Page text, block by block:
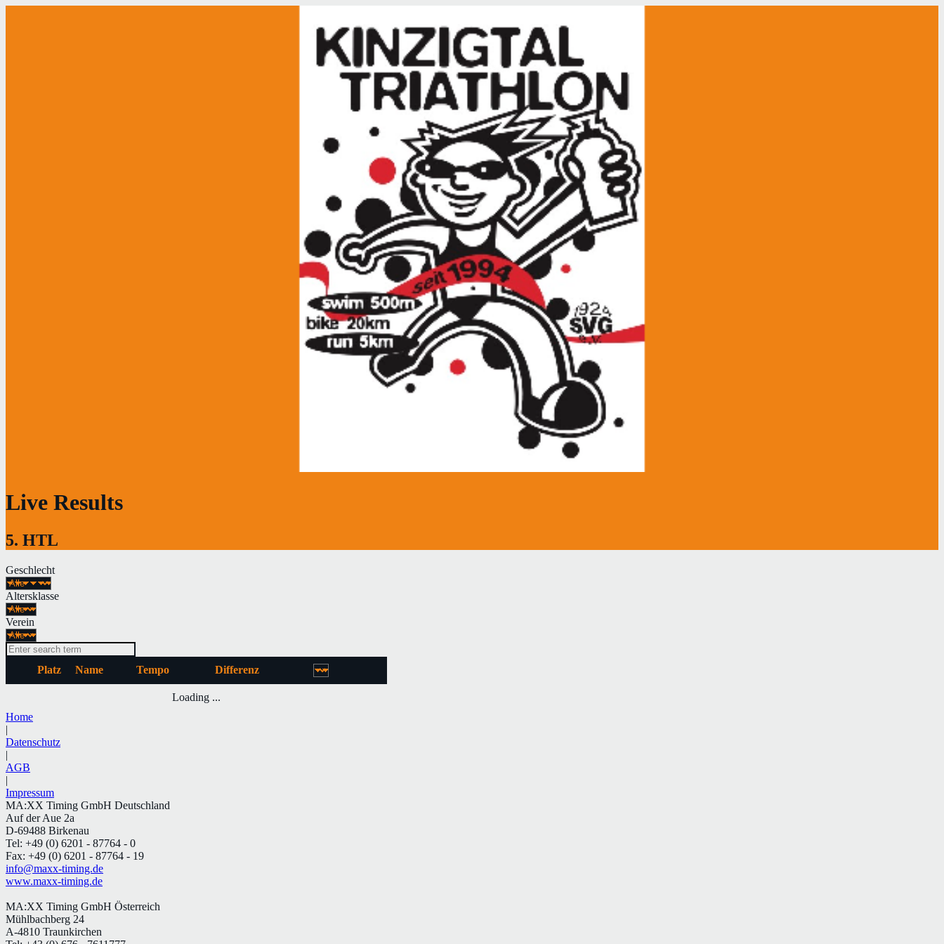
Live Results
5. HTL
Geschlecht
Altersklasse
Verein
Platz Name Tempo Differenz
Loading ...
Home
|
Datenschutz
|
AGB
|
Impressum
MA:XX Timing GmbH Deutschland
Auf der Aue 2a
D-69488 Birkenau
Tel: +49 (0) 6201 - 87764 - 0
Fax: +49 (0) 6201 - 87764 - 19
info@maxx-timing.de
www.maxx-timing.de
MA:XX Timing GmbH Österreich
Mühlbachberg 24
A-4810 Traunkirchen